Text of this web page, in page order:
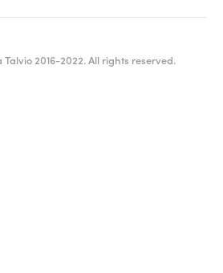
2016-2022. All rights reserved.